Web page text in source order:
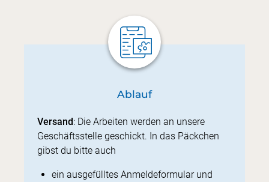
Ablauf
Versand: Die Arbeiten werden an unsere
Geschäftsstelle geschickt. In das Päckchen
gibst du bitte auch
ein ausgefülltes Anmeldeformular und